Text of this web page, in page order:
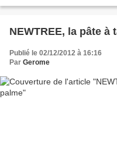
NEWTREE, la pâte
Publié le 02/12/2012 à 16:16
Par Gerome